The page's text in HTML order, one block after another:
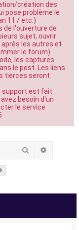
création des
pose problème le
11 / etc.)
de l'ouverture de
sujet, ouvrir
les autres et
le forum).
les captures
le post. Les liens
tierces seront
support est fait
besoin d'un
le service
Rechercher